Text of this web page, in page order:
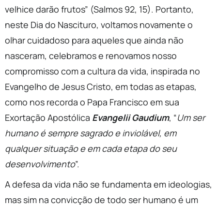
velhice darão frutos” (Salmos 92, 15). Portanto,
neste Dia do Nascituro, voltamos novamente o
olhar cuidadoso para aqueles que ainda não
nasceram, celebramos e renovamos nosso
compromisso com a cultura da vida, inspirada no
Evangelho de Jesus Cristo, em todas as etapas,
como nos recorda o Papa Francisco em sua
Exortação Apostólica Evangelii Gaudium, “Um ser
humano é sempre sagrado e inviolável, em
qualquer situação e em cada etapa do seu
desenvolvimento”.
A defesa da vida não se fundamenta em ideologias,
mas sim na convicção de todo ser humano é um